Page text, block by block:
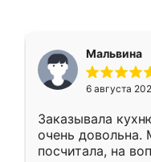
Мальвина
6 августа
Заказывала
очень
посчитала, на